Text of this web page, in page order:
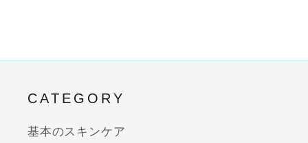
CATEGORY
基本のスキンケア